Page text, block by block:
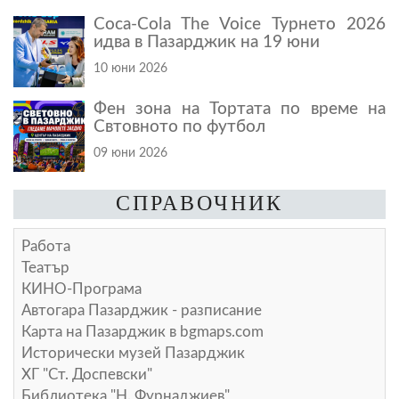
Coca-Cola The Voice Турнето 2026
идва в Пазарджик на 19 юни
10 юни 2026
Фен зона на Тортата по време на
Свтовното по футбол
09 юни 2026
СПРАВОЧНИК
Работа
Театър
КИНО-Програма
Автогара Пазарджик - разписание
Карта на Пазарджик в bgmaps.com
Исторически музей Пазарджик
ХГ "Ст. Доспевски"
Библиотека "Н. Фурнаджиев"